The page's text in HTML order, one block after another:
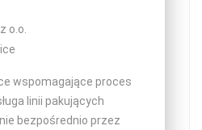
o.o.
wspomagające proces
linii pakujących
bezpośrednio przez